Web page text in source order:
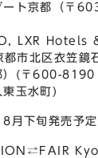
ート京都（〒
LXR Hotels
市北区⾐笠
）(〒600-8190
東玉水町)
8⽉下旬発売予定